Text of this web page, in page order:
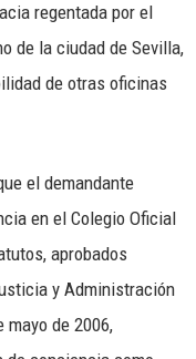
regentada por el
de la ciudad de Sevilla,
de otras oficinas
el demandante
en el Colegio Oficial
aprobados
y Administración
de 2006,